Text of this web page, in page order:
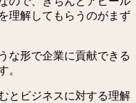
理解してもらうのがまず
な形で企業に貢献できる
。
とビジネスに対する理解